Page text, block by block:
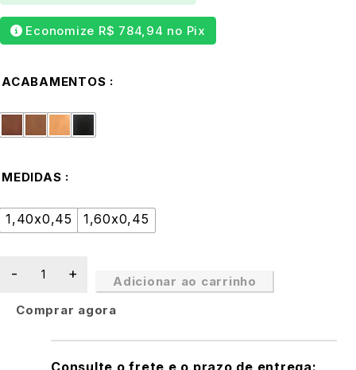
Economize R$ 784,94 no Pix
ACABAMENTOS
MEDIDAS
1,40x0,45 1,60x0,45
Adicionar ao carrinho
Comprar agora